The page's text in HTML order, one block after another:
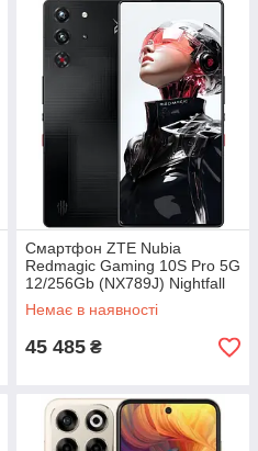
Смартфон ZTE Nubia
Redmagic Gaming 10S Pro 5G
12/256Gb (NX789J) Nightfall
Global version
Немає в наявності
45 485 ₴